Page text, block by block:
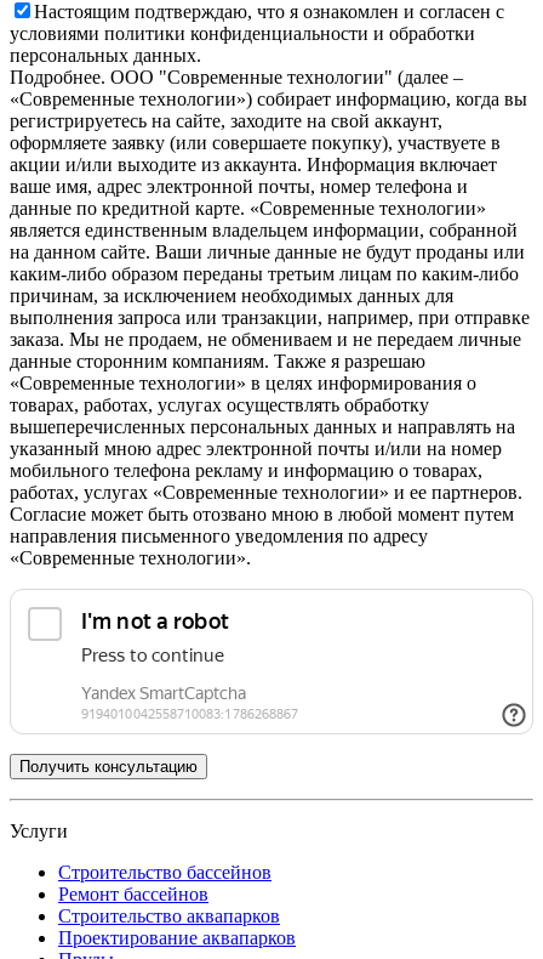
Настоящим подтверждаю, что я ознакомлен и согласен с
условиями политики конфиденциальности и обработки
персональных данных.
Подробнее. OOO "Современные технологии" (далее –
«Современные технологии») собирает информацию, когда вы
регистрируетесь на сайте, заходите на свой аккаунт,
оформляете заявку (или совершаете покупку), участвуете в
акции и/или выходите из аккаунта. Информация включает
ваше имя, адрес электронной почты, номер телефона и
данные по кредитной карте. «Современные технологии»
является единственным владельцем информации, собранной
на данном сайте. Ваши личные данные не будут проданы или
каким-либо образом переданы третьим лицам по каким-либо
причинам, за исключением необходимых данных для
выполнения запроса или транзакции, например, при отправке
заказа. Мы не продаем, не обмениваем и не передаем личные
данные сторонним компаниям. Также я разрешаю
«Современные технологии» в целях информирования о
товарах, работах, услугах осуществлять обработку
вышеперечисленных персональных данных и направлять на
указанный мною адрес электронной почты и/или на номер
мобильного телефона рекламу и информацию о товарах,
работах, услугах «Современные технологии» и ее партнеров.
Согласие может быть отозвано мною в любой момент путем
направления письменного уведомления по адресу
«Современные технологии».
Услуги
Строительство бассейнов
Ремонт бассейнов
Строительство аквапарков
Проектирование аквапарков